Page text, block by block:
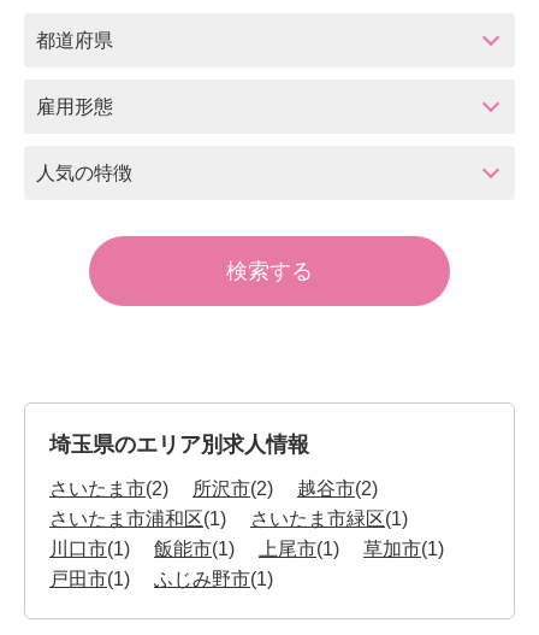
都道府県
雇用形態
人気の特徴
埼玉県のエリア別求人情報
さいたま市(2) 所沢市(2) 越谷市(2)
さいたま市浦和区(1) さいたま市緑区(1)
川口市(1) 飯能市(1) 上尾市(1) 草加市(1)
戸田市(1) ふじみ野市(1)